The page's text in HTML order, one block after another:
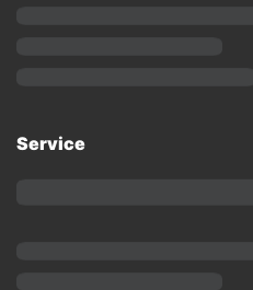
Service